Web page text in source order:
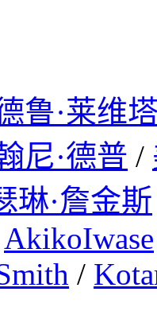
鲁·莱维
尼·德普 /
琳·詹金斯
AkikoIwase
/